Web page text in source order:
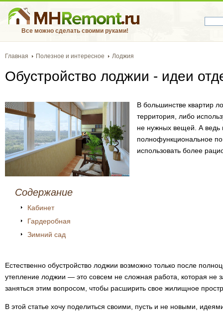
Все можно сделать своими руками!
Главная Полезное и интересное Лоджия
Обустройство лоджии - идеи
В большинстве квартир
территория, либо
не нужных вещей. А ведь
полнофункциональное
использовать более
Содержание
Кабинет
Гардеробная
Зимний сад
Естественно обустройство лоджии возможно только после
утепление лоджии — это совсем не сложная работа, которая не
заняться этим вопросом, чтобы расширить свое жилищное
В этой статье хочу поделиться своими, пусть и не новыми,